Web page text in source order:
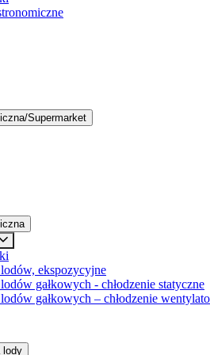
Supermarket
ekspozycyjne
gałkowych - chłodzenie statyczne
gałkowych – chłodzenie
lody